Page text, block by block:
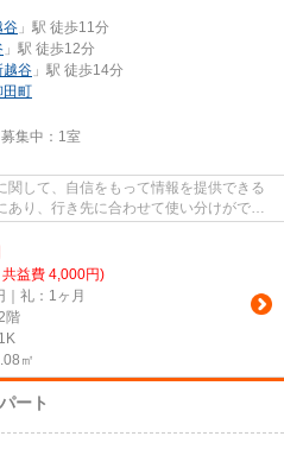
谷 」駅 徒歩11分
」駅 徒歩12分
越谷 」駅 徒歩14分
田町
集中： 1室
して、自信をもって情報を提供できる
り、行き先に合わせて使い分けができ
益費 4,000円)
｜礼：1ヶ月
階
㎡
ート